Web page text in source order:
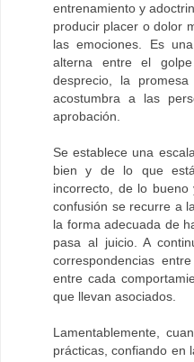
entrenamiento y
producir placer o dolor
las emociones. Es
alterna entre el
desprecio, la
acostumbra a las
aprobación.
Se establece una
bien y de lo que
incorrecto, de lo
confusión se recurre a
la forma adecuada de
pasa al juicio. A
correspondencias
entre cada
que llevan asociados.
Lamentablemente,
prácticas, confiando en